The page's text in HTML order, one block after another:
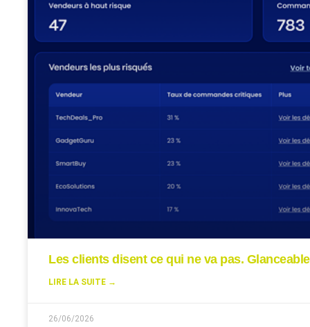
Les clients disent ce qui ne va pas.
LIRE LA SUITE →
26/06/2026